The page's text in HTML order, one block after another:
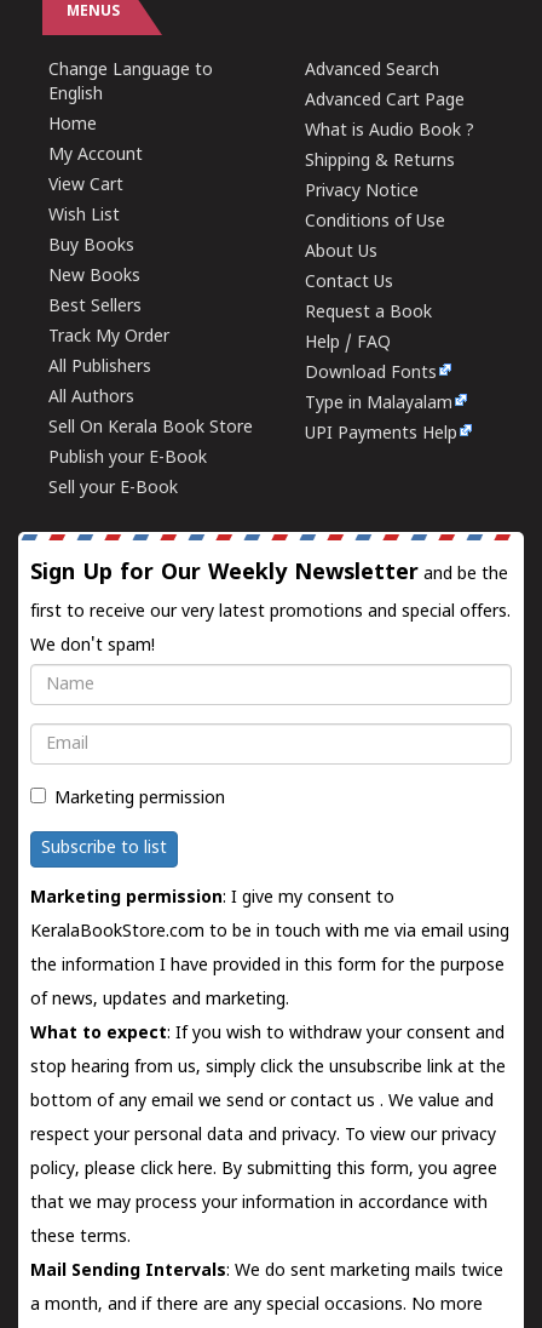
MENUS
Change Language to
English
Home
My Account
View Cart
Wish List
Buy Books
New Books
Best Sellers
Track My Order
All Publishers
All Authors
Sell On Kerala Book Store
Publish your E-Book
Sell your E-Book
Advanced Search
Advanced Cart Page
What is Audio Book ?
Shipping & Returns
Privacy Notice
Conditions of Use
About Us
Contact Us
Request a Book
Help / FAQ
Download Fonts
Type in Malayalam
UPI Payments Help
Sign Up for Our Weekly Newsletter and be the
first to receive our very latest promotions and special offers.
We don't spam!
Name
Email
Marketing permission
Subscribe to list
Marketing permission: I give my consent to
KeralaBookStore.com to be in touch with me via email using
the information I have provided in this form for the purpose
of news, updates and marketing.
What to expect: If you wish to withdraw your consent and
stop hearing from us, simply click the unsubscribe link at the
bottom of any email we send orcontact us . We value and
respect your personal data and privacy. To view our privacy
policy, please click here. By submitting this form, you agree
that we may process your information in accordance with
these terms.
Mail Sending Intervals: We do sent marketing mails twice
a month, and if there are any special occasions. No more